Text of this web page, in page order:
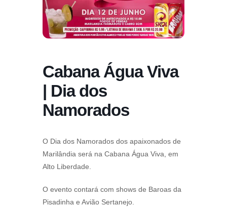
Cabana Água Viva
| Dia dos
Namorados
O Dia dos Namorados dos apaixonados de
Marilândia será na Cabana Água Viva, em
Alto Liberdade.
O evento contará com shows de Baroas da
Pisadinha e Avião Sertanejo.